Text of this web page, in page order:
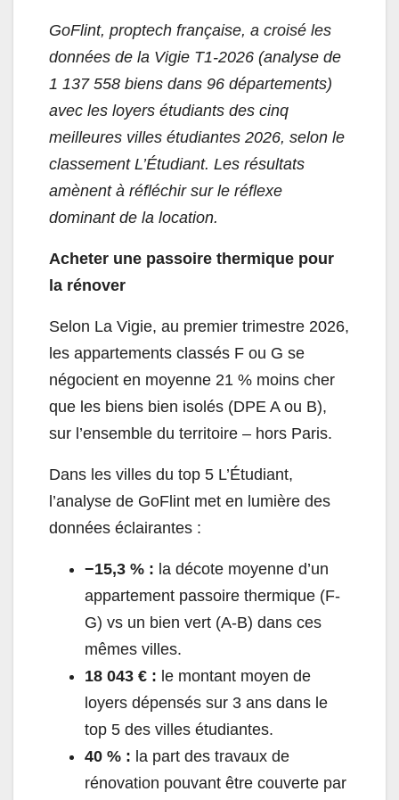
GoFlint, proptech française, a croisé les
données de la Vigie T1-2026 (analyse de
1 137 558 biens dans 96 départements)
avec les loyers étudiants des cinq
meilleures villes étudiantes 2026, selon le
classement L’Étudiant. Les résultats
amènent à réfléchir sur le réflexe
dominant de la location.
Acheter une passoire thermique pour
la rénover
Selon La Vigie, au premier trimestre 2026,
les appartements classés F ou G se
négocient en moyenne 21 % moins cher
que les biens bien isolés (DPE A ou B),
sur l’ensemble du territoire – hors Paris.
Dans les villes du top 5 L’Étudiant,
l’analyse de GoFlint met en lumière des
données éclairantes :
−15,3 % : la décote moyenne d’un
appartement passoire thermique (F-
G) vs un bien vert (A-B) dans ces
mêmes villes.
18 043 € : le montant moyen de
loyers dépensés sur 3 ans dans le
top 5 des villes étudiantes.
40 % : la part des travaux de
rénovation pouvant être couverte par